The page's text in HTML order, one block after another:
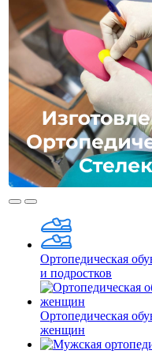
Ортопедическая
и подростков
Ортопедическая
женщин